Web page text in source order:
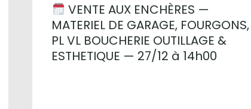
VENTE AUX ENCHÈRES —
MATERIEL DE GARAGE, FOURGONS,
PL VL BOUCHERIE OUTILLAGE &
ESTHETIQUE — 27/12 à 14h00